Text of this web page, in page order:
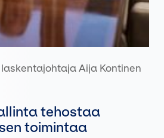
Aija Kontinen
tehostaa
toimintaa